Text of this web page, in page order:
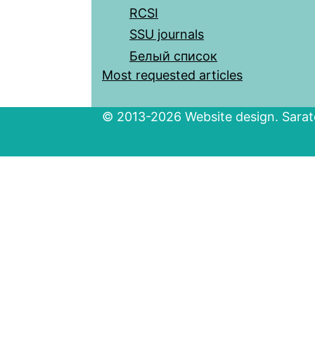
RCSI
SSU journals
Белый список
Most requested articles
© 2013-2026 Website design.